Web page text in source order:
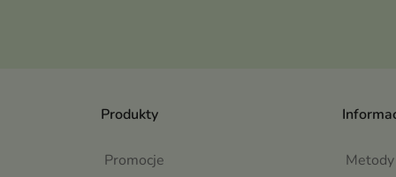
Produkty
Promocje
Metody